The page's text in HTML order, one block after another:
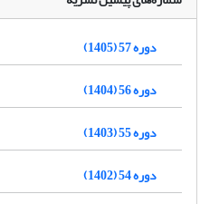
دوره 57 (1405)
دوره 56 (1404)
دوره 55 (1403)
دوره 54 (1402)